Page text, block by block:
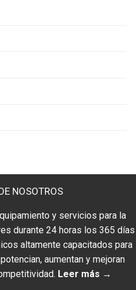
NOSOTROS
y servicios para la
durante 24 horas los 365 días
altamente capacitados para
aumentan y mejoran
Leer más →